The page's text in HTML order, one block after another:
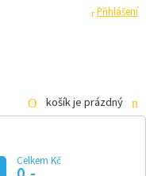
Přihlášení
košík je prázdný
Celkem Kč